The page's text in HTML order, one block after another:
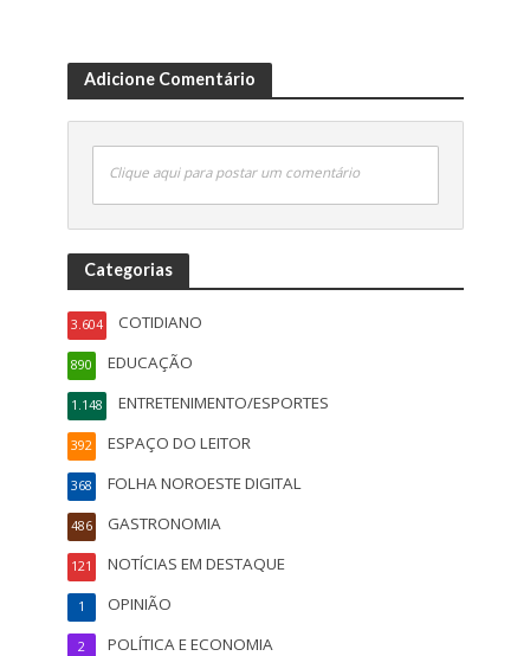
Adicione Comentário
Clique aqui para postar um comentário
Categorias
COTIDIANO
3.604
EDUCAÇÃO
890
ENTRETENIMENTO/ESPORTES
1.148
ESPAÇO DO LEITOR
392
FOLHA NOROESTE DIGITAL
368
GASTRONOMIA
486
NOTÍCIAS EM DESTAQUE
121
OPINIÃO
1
POLÍTICA E ECONOMIA
2